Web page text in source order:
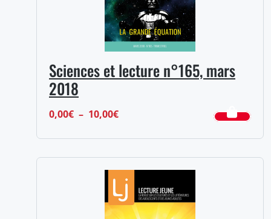
Sciences et lecture n°165, mars
2018
0,00€ – 10,00€Plage
0,00€
à
10,00€